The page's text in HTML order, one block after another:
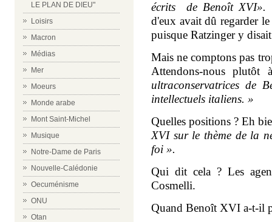
LE PLAN DE DIEU"
Loisirs
Macron
Médias
Mer
Moeurs
Monde arabe
Mont Saint-Michel
Musique
Notre-Dame de Paris
Nouvelle-Calédonie
Oecuménisme
ONU
Otan
écrits de Benoît XVI».
d'eux avait dû regarder
puisque Ratzinger y
Mais ne comptons pas
Attendons-nous plutôt
ultraconservatrices de
intellectuels italiens. »
Quelles positions ? Eh
XVI sur le thème de la
foi ».
Qui dit cela ? Les
Cosmelli.
Quand Benoît XVI a-t-il